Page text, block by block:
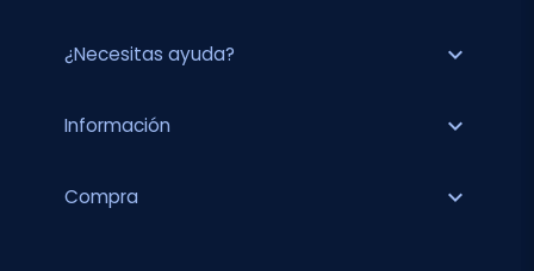
¿Necesitas ayuda? expand_more
Información expand_more
Compra expand_more